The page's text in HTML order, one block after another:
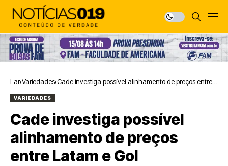
Lar Variedades Cade investiga possível alinhamento de preços entre
VARIEDADES
Cade investiga possível
alinhamento de preços
entre Latam e Gol